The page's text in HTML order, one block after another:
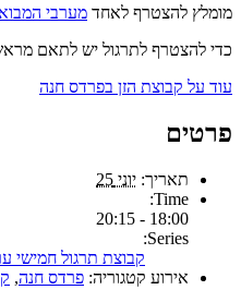
מומלץ להצטרף לאחד מערבי
כדי להצטרף לתרגול יש לתאם
עוד על קבוצת הזן בפרדס חנה
פרטים
תאריך: יוני 25
Time:
18:00 - 20:15
Series:
קבוצת תרגול חמישי
אירוע קטגוריה: פרדס חנה,